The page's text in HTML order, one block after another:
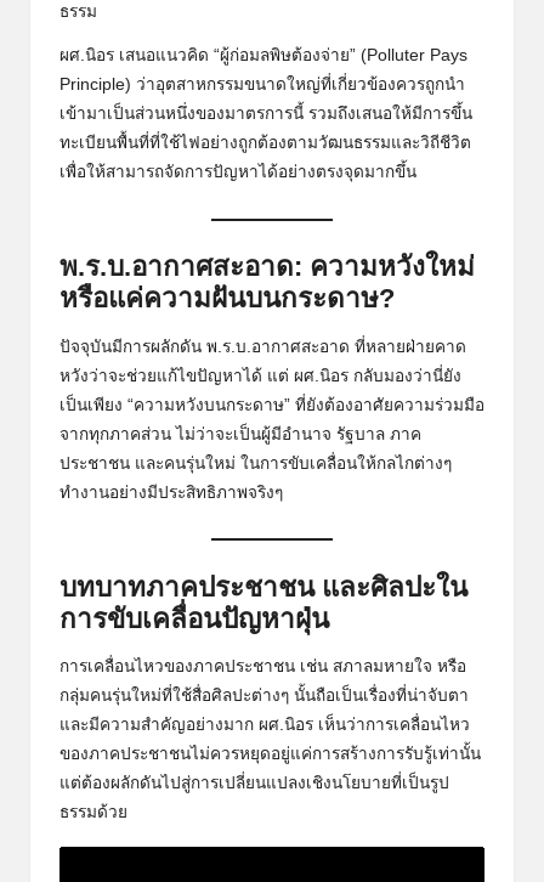
ธรรม
ผศ.นิอร เสนอแนวคิด “ผู้ก่อมลพิษต้องจ่าย” (Polluter Pays
Principle) ว่าอุตสาหกรรมขนาดใหญ่ที่เกี่ยวข้องควรถูกนำ
เข้ามาเป็นส่วนหนึ่งของมาตรการนี้ รวมถึงเสนอให้มีการขึ้น
ทะเบียนพื้นที่ที่ใช้ไฟอย่างถูกต้องตามวัฒนธรรมและวิถีชีวิต
เพื่อให้สามารถจัดการปัญหาได้อย่างตรงจุดมากขึ้น
พ.ร.บ.อากาศสะอาด: ความหวังใหม่
หรือแค่ความฝันบนกระดาษ?
ปัจจุบันมีการผลักดัน พ.ร.บ.อากาศสะอาด ที่หลายฝ่ายคาด
หวังว่าจะช่วยแก้ไขปัญหาได้ แต่ ผศ.นิอร กลับมองว่านี่ยัง
เป็นเพียง “ความหวังบนกระดาษ” ที่ยังต้องอาศัยความร่วมมือ
จากทุกภาคส่วน ไม่ว่าจะเป็นผู้มีอำนาจ รัฐบาล ภาค
ประชาชน และคนรุ่นใหม่ ในการขับเคลื่อนให้กลไกต่างๆ
ทำงานอย่างมีประสิทธิภาพจริงๆ
บทบาทภาคประชาชน และศิลปะใน
การขับเคลื่อนปัญหาฝุ่น
การเคลื่อนไหวของภาคประชาชน เช่น สภาลมหายใจ หรือ
กลุ่มคนรุ่นใหม่ที่ใช้สื่อศิลปะต่างๆ นั้นถือเป็นเรื่องที่น่าจับตา
และมีความสำคัญอย่างมาก ผศ.นิอร เห็นว่าการเคลื่อนไหว
ของภาคประชาชนไม่ควรหยุดอยู่แค่การสร้างการรับรู้เท่านั้น
แต่ต้องผลักดันไปสู่การเปลี่ยนแปลงเชิงนโยบายที่เป็นรูป
ธรรมด้วย